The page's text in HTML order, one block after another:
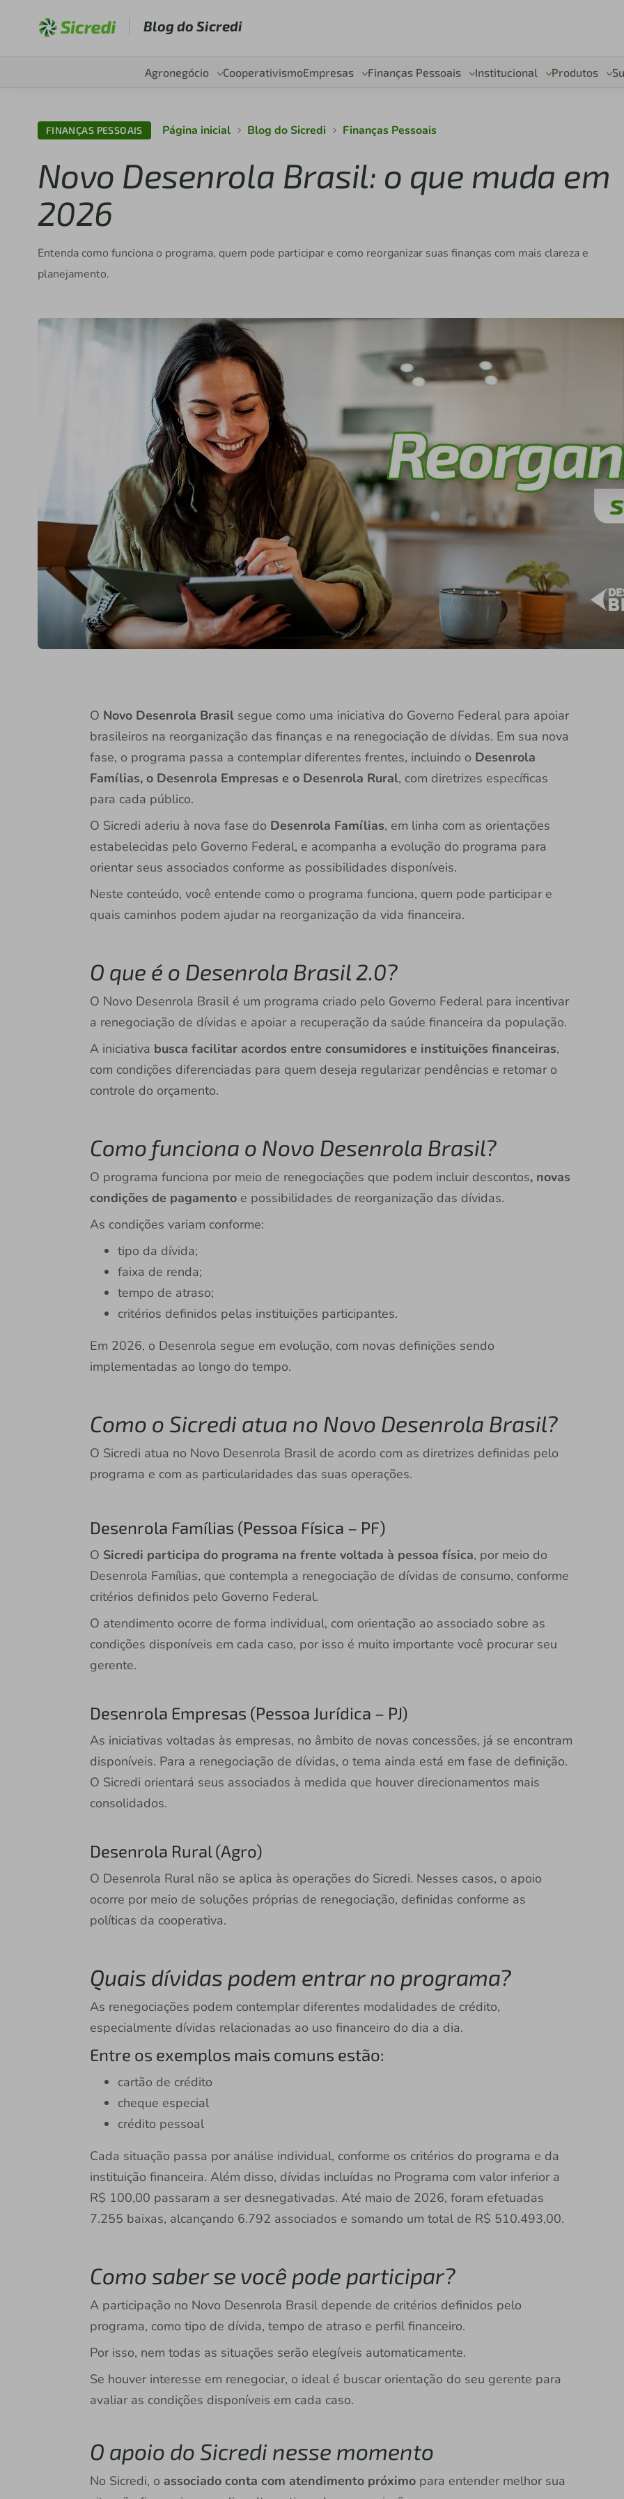
Blog do Sicredi
Agronegócio CooperativismoEmpresas Finanças Pessoais Institucional Produtos
FINANÇAS PESSOAIS Página inicial Blog do Sicredi Finanças Pessoais
Novo Desenrola Brasil: o que muda em
2026
Entenda como funciona o programa, quem pode participar e como reorganizar suas finanças com mais clareza e
planejamento.
O Novo Desenrola Brasil segue como uma iniciativa do Governo Federal para apoiar
brasileiros na reorganização das finanças e na renegociação de dívidas. Em sua nova
fase, o programa passa a contemplar diferentes frentes, incluindo o Desenrola
Famílias, o Desenrola Empresas e o Desenrola Rural, com diretrizes específicas
para cada público.
O Sicredi aderiu à nova fase do Desenrola Famílias, em linha com as orientações
estabelecidas pelo Governo Federal, e acompanha a evolução do programa para
orientar seus associados conforme as possibilidades disponíveis.
Neste conteúdo, você entende como o programa funciona, quem pode participar e
quais caminhos podem ajudar na reorganização da vida financeira.
O que é o Desenrola Brasil 2.0?
O Novo Desenrola Brasil é um programa criado pelo Governo Federal para incentivar
a renegociação de dívidas e apoiar a recuperação da saúde financeira da população.
A iniciativa busca facilitar acordos entre consumidores e instituições financeiras,
com condições diferenciadas para quem deseja regularizar pendências e retomar o
controle do orçamento.
Como funciona o Novo Desenrola Brasil?
O programa funciona por meio de renegociações que podem incluir descontos, novas
condições de pagamentoe possibilidades de reorganização das dívidas.
As condições variam conforme:
tipo da dívida;
faixa de renda;
tempo de atraso;
critérios definidos pelas instituições participantes.
Em 2026, o Desenrola segue em evolução, com novas definições sendo
implementadas ao longo do tempo.
Como o Sicredi atua no Novo Desenrola Brasil?
O Sicredi atua no Novo Desenrola Brasil de acordo com as diretrizes definidas pelo
programa e com as particularidades das suas operações.
Desenrola Famílias (Pessoa Física – PF)
O Sicredi participa do programa na frente voltada à pessoa física, por meio do
Desenrola Famílias, que contempla a renegociação de dívidas de consumo, conforme
critérios definidos pelo Governo Federal.
O atendimento ocorre de forma individual, com orientação ao associado sobre as
condições disponíveis em cada caso, por isso é muito importante você procurar seu
gerente.
Desenrola Empresas (Pessoa Jurídica – PJ)
As iniciativas voltadas às empresas, no âmbito de novas concessões, já se encontram
disponíveis. Para a renegociação de dívidas, o tema ainda está em fase de definição.
O Sicredi orientará seus associados à medida que houver direcionamentos mais
consolidados.
Desenrola Rural (Agro)
O Desenrola Rural não se aplica às operações do Sicredi. Nesses casos, o apoio
ocorre por meio de soluções próprias de renegociação, definidas conforme as
políticas da cooperativa.
Quais dívidas podem entrar no programa?
As renegociações podem contemplar diferentes modalidades de crédito,
especialmente dívidas relacionadas ao uso financeiro do dia a dia.
Entre os exemplos mais comuns estão:
cartão de crédito
cheque especial
crédito pessoal
Cada situação passa por análise individual, conforme os critérios do programa e da
instituição financeira. Além disso, dívidas incluídas no Programa com valor inferior a
R$ 100,00 passaram a ser desnegativadas. Até maio de 2026, foram efetuadas
7.255 baixas, alcançando 6.792 associados e somando um total de R$ 510.493,00.
Como saber se você pode participar?
A participação no Novo Desenrola Brasil depende de critérios definidos pelo
programa, como tipo de dívida, tempo de atraso e perfil financeiro.
Por isso, nem todas as situações serão elegíveis automaticamente.
Se houver interesse em renegociar, o ideal é buscar orientação do seu gerente para
avaliar as condições disponíveis em cada caso.
O apoio do Sicredi nesse momento
No Sicredi, o associado conta com atendimento próximopara entender melhor sua